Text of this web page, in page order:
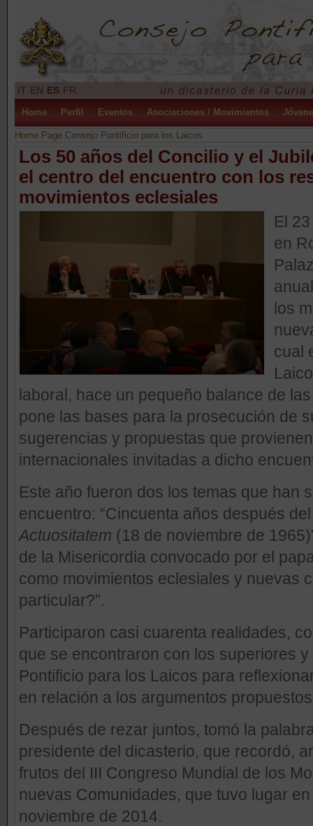
IT EN ES FR
Home Perfil Eventos Asociaciones / Movimientos
Home Page Consejo Pontificio para los Laicos
Los 50 años del Concilio y el
el centro del encuentro con los
movimientos eclesiales
El
en
los
cual
laboral, hace un pequeño balance de
pone las bases para la prosecución de
sugerencias y propuestas que
internacionales invitadas a dicho
Este año fueron dos los temas que han
encuentro: “Cincuenta años después
Actuositatem (18 de noviembre de
de la Misericordia convocado por el
como movimientos eclesiales y nuevas
particular?”.
Participaron casi cuarenta realidades,
que se encontraron con los superiores
Pontificio para los Laicos para
en relación a los argumentos
Después de rezar juntos, tomó la
presidente del dicasterio, que recordó,
frutos del III Congreso Mundial de los
nuevas Comunidades, que tuvo lugar
noviembre de 2014.